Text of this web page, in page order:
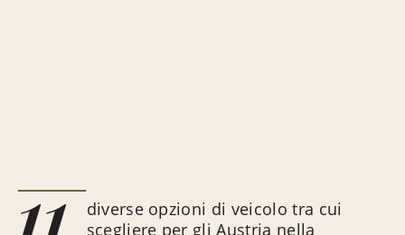
11
diverse opzioni di veicolo tra cui
scegliere per gli Austria nella